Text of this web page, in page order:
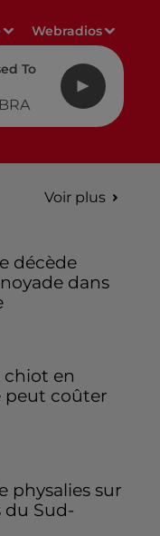
Webradios
To
Voir plus
décède
dans
chiot en
peut coûter
physalies sur
du Sud-